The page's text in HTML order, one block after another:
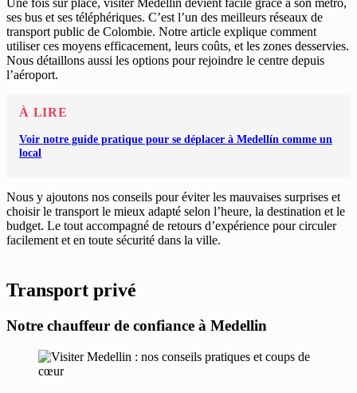
ses bus et ses téléphériques. C’est l’un des meilleurs réseaux de
transport public de Colombie. Notre article explique comment
utiliser ces moyens efficacement, leurs coûts, et les zones desservies.
Nous détaillons aussi les options pour rejoindre le centre depuis
l’aéroport.
À LIRE
Voir notre guide pratique pour se déplacer à Medellín comme un
local
Nous y ajoutons nos conseils pour éviter les mauvaises surprises et
choisir le transport le mieux adapté selon l’heure, la destination et le
budget. Le tout accompagné de retours d’expérience pour circuler
facilement et en toute sécurité dans la ville.
Transport privé
Notre chauffeur de confiance à Medellin